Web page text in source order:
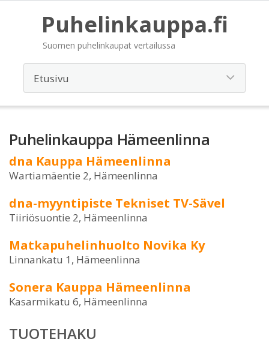
Puhelinkauppa.fi
Suomen puhelinkaupat vertailussa
Puhelinkauppa Hämeenlinna
dna Kauppa Hämeenlinna
Wartiamäentie 2, Hämeenlinna
dna-myyntipiste Tekniset TV-Sävel
Tiiriösuontie 2, Hämeenlinna
Matkapuhelinhuolto Novika Ky
Linnankatu 1, Hämeenlinna
Sonera Kauppa Hämeenlinna
Kasarmikatu 6, Hämeenlinna
TUOTEHAKU